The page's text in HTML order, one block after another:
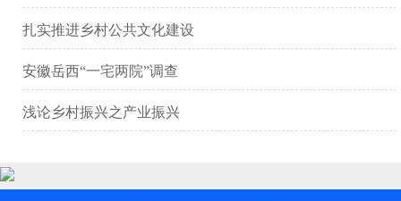
扎实推进乡村公共文化建设
安徽岳西“一宅两院”调查
浅论乡村振兴之产业振兴